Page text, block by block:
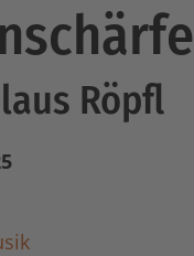
Röpfl